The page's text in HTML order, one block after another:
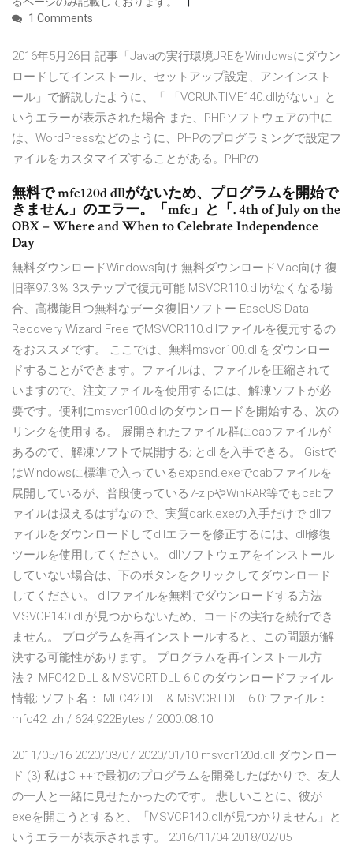
1 Comments
2016年5月26日 記事「Javaの実行環境JREをWindowsにダウン
ロードしてインストール、セットアップ設定、アンインスト
ール」で解説したように、「 「VCRUNTIME140.dllがない」と
いうエラーが表示された場合 また、PHPソフトウェアの中に
は、WordPressなどのように、PHPのプログラミングで設定フ
ァイルをカスタマイズすることがある。PHPの
無料で mfc120d dllがないため、プログラムを開始で
きません」のエラー。「mfc」と「. 4th of July on the
OBX – Where and When to Celebrate Independence
Day
無料ダウンロードWindows向け 無料ダウンロードMac向け 復
旧率97.3％ 3ステップで復元可能 MSVCR110.dllがなくなる場
合、高機能且つ無料なデータ復旧ソフトー EaseUS Data
Recovery Wizard Free でMSVCR110.dllファイルを復元するの
をおススメです。 ここでは、無料msvcr100.dllをダウンロー
ドすることができます。ファイルは、ファイルを圧縮されて
いますので、注文ファイルを使用するには、解凍ソフトが必
要です。便利にmsvcr100.dllのダウンロードを開始する、次の
リンクを使用する。 展開されたファイル群にcabファイルが
あるので、解凍ソフトで展開する; とdllを入手できる。 Gistで
はWindowsに標準で入っているexpand.exeでcabファイルを
展開しているが、普段使っている7-zipやWinRAR等でもcabフ
ァイルは扱えるはずなので、実質dark.exeの入手だけで dllフ
ァイルをダウンロードしてdllエラーを修正するには、dll修復
ツールを使用してください。 dllソフトウェアをインストール
していない場合は、下のボタンをクリックしてダウンロード
してください。 dllファイルを無料でダウンロードする方法
MSVCP140.dllが見つからないため、コードの実行を続行でき
ません。 プログラムを再インストールすると、この問題が解
決する可能性があります。 プログラムを再インストール方
法？ MFC42.DLL & MSVCRT.DLL 6.0 のダウンロードファイル
情報; ソフト名： MFC42.DLL & MSVCRT.DLL 6.0: ファイル：
mfc42.lzh / 624,922Bytes / 2000.08.10
2011/05/16 2020/03/07 2020/01/10 msvcr120d.dll ダウンロー
ド (3) 私はC ++で最初のプログラムを開発したばかりで、友人
の一人と一緒に見せたかったのです。 悲しいことに、彼が
exeを開こうとすると、「MSVCP140.dllが見つかりません」と
いうエラーが表示されます。 2016/11/04 2018/02/05